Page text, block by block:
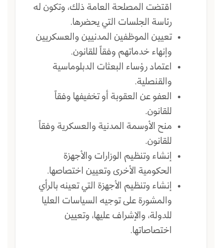
اقتضت المصلحة العامة ذلك، وتكون له
رئاسة الجلسات التي يحضرها.
تعيين الموظفين المدنيين والعسكريين
وإنهاء خدماتهم وفقاً للقانون.
اعتماد رؤساء البعثات الدبلوماسية
والقنصلية.
العفو عن العقوبة أو تخفيفها وفقاً
للقانون.
منح الأوسمة المدنية والعسكرية وفقاً
للقانون.
إنشاء وتنظيم الوزارات والأجهزة
الحكومية الأخرى وتعيين اختصاصها.
إنشاء وتنظيم الأجهزة التي تعينه بالرأي
والمشورة على توجيه السياسات العليا
للدولة، والإشراف عليها، وتعيين
اختصاصاتها.